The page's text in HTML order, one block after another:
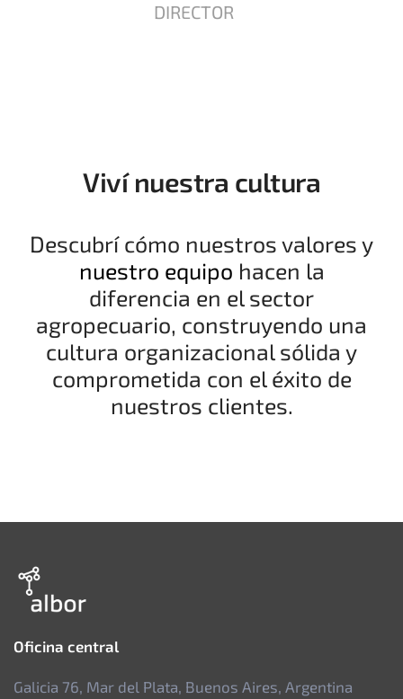
linkedin
DIRECTOR
Viví nuestra cultura
Descubrí cómo nuestros valores y
nuestro equipo hacen la
diferencia en el sector
agropecuario, construyendo una
cultura organizacional sólida y
comprometida con el éxito de
nuestros clientes.
Oficina central
Galicia 76, Mar del Plata, Buenos Aires, Argentina